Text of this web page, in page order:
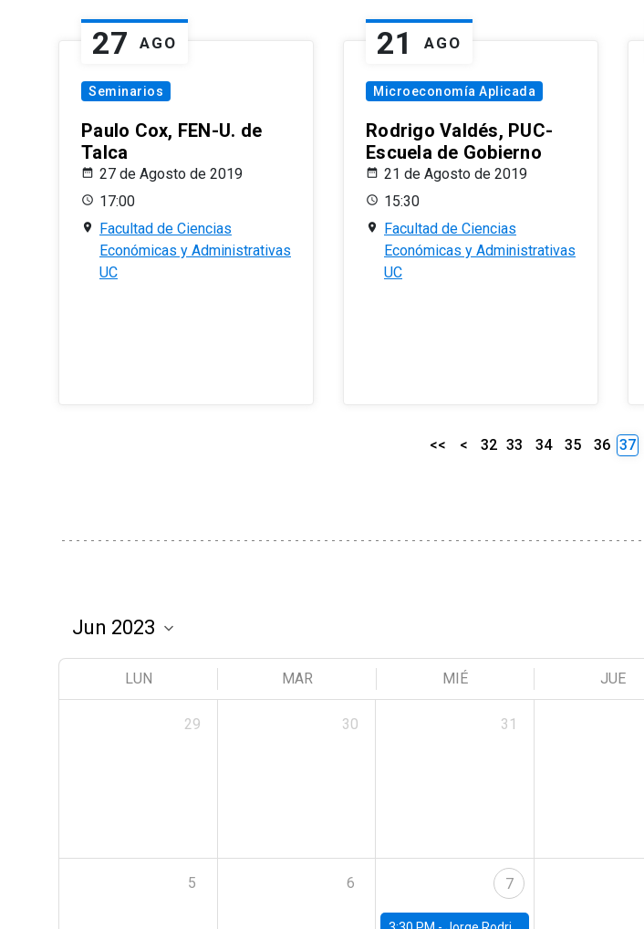
27 AGO
Seminarios
Paulo Cox, FEN-U. de
Talca
27 de Agosto de 2019
17:00
Facultad de Ciencias
Económicas y Administrativas
UC
21 AGO
Microeconomía Aplicada
Rodrigo Valdés, PUC-
Escuela de Gobierno
21 de Agosto de 2019
15:30
Facultad de Ciencias
Económicas y Administrativas
UC
<< < 32 33 34 35 36 37
LUN MAR MIÉ JUE
29 30 31
5 6 7